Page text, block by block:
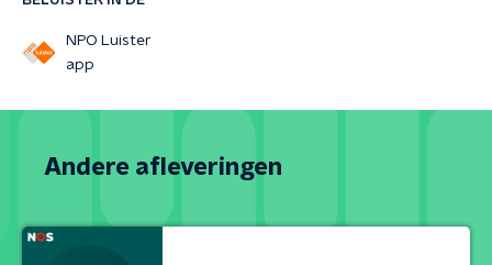
NPO Luister
app
Andere afleveringen